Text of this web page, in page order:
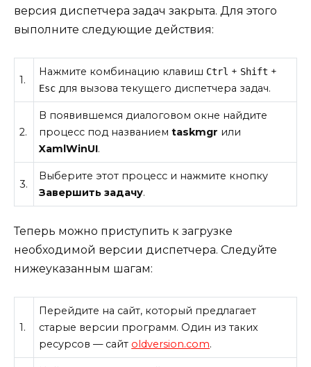
версия диспетчера задач закрыта. Для этого
выполните следующие действия:
1.
Нажмите комбинацию клавиш Ctrl + Shift +
Esc для вызова текущего диспетчера задач.
2.
В появившемся диалоговом окне найдите
процесс под названиемtaskmgr или
XamlWinUI.
3.
Выберите этот процесс и нажмите кнопку
Завершить задачу.
Теперь можно приступить к загрузке
необходимой версии диспетчера. Следуйте
нижеуказанным шагам:
1.
Перейдите на сайт, который предлагает
старые версии программ. Один из таких
ресурсов — сайт oldversion.com.